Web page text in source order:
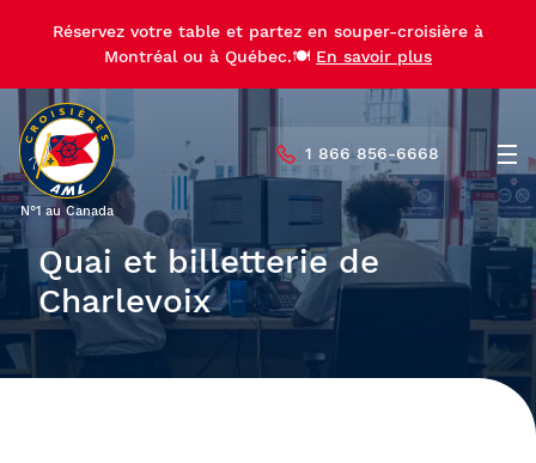
Réservez votre table et partez en souper-croisière à
Montréal ou à Québec.🍽️ En savoir plus
N°1 au Canada
1 866 856-6668
Quai et billetterie de
Charlevoix